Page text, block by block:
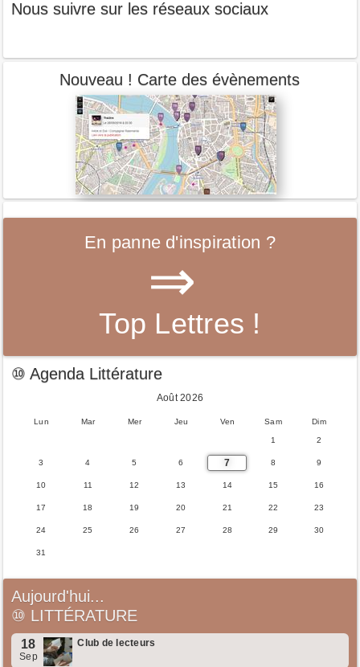
Nous suivre sur les réseaux sociaux
Nouveau ! Carte des évènements
En panne d'inspiration ?
⇒
Top Lettres !
⑩ Agenda Littérature
Août 2026
Lun Mar Mer Jeu Ven Sam Dim
1 2
3 4 5 6 7 8 9
10 11 12 13 14 15 16
17 18 19 20 21 22 23
24 25 26 27 28 29 30
31
Aujourd'hui...
⑩ LITTÉRATURE
18
Sep
Club de lecteurs